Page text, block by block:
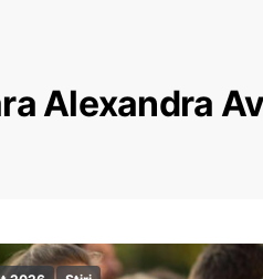
Alexandra